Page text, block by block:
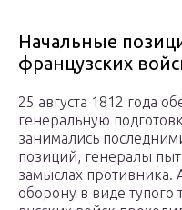
Начальные
французских
25 августа 1812 года
генеральную
занимались
позиций, генералы
замыслах противника.
оборону в виде